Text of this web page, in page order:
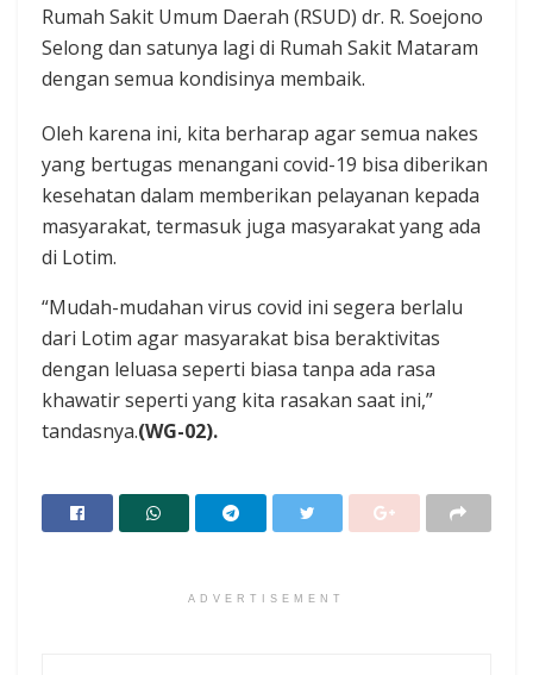
Rumah Sakit Umum Daerah (RSUD) dr. R. Soejono
Selong dan satunya lagi di Rumah Sakit Mataram
dengan semua kondisinya membaik.
Oleh karena ini, kita berharap agar semua nakes
yang bertugas menangani covid-19 bisa diberikan
kesehatan dalam memberikan pelayanan kepada
masyarakat, termasuk juga masyarakat yang ada
di Lotim.
“Mudah-mudahan virus covid ini segera berlalu
dari Lotim agar masyarakat bisa beraktivitas
dengan leluasa seperti biasa tanpa ada rasa
khawatir seperti yang kita rasakan saat ini,”
tandasnya.(WG-02).
ADVERTISEMENT